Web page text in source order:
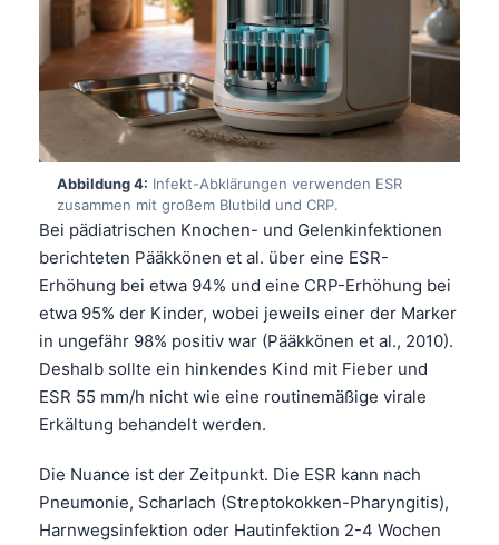
Abbildung 4: Infekt-Abklärungen verwenden ESR
zusammen mit großem Blutbild und CRP.
Bei pädiatrischen Knochen- und Gelenkinfektionen
berichteten Pääkkönen et al. über eine ESR-
Erhöhung bei etwa 94% und eine CRP-Erhöhung bei
etwa 95% der Kinder, wobei jeweils einer der Marker
in ungefähr 98% positiv war (Pääkkönen et al., 2010).
Deshalb sollte ein hinkendes Kind mit Fieber und
ESR 55 mm/h nicht wie eine routinemäßige virale
Erkältung behandelt werden.
Die Nuance ist der Zeitpunkt. Die ESR kann nach
Pneumonie, Scharlach (Streptokokken-Pharyngitis),
Harnwegsinfektion oder Hautinfektion 2-4 Wochen